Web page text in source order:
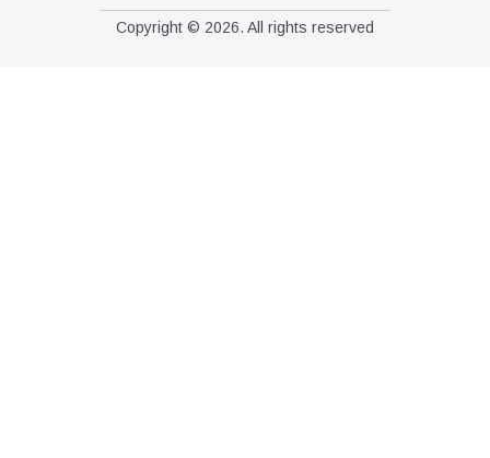
Copyright © 2026. All rights reserved